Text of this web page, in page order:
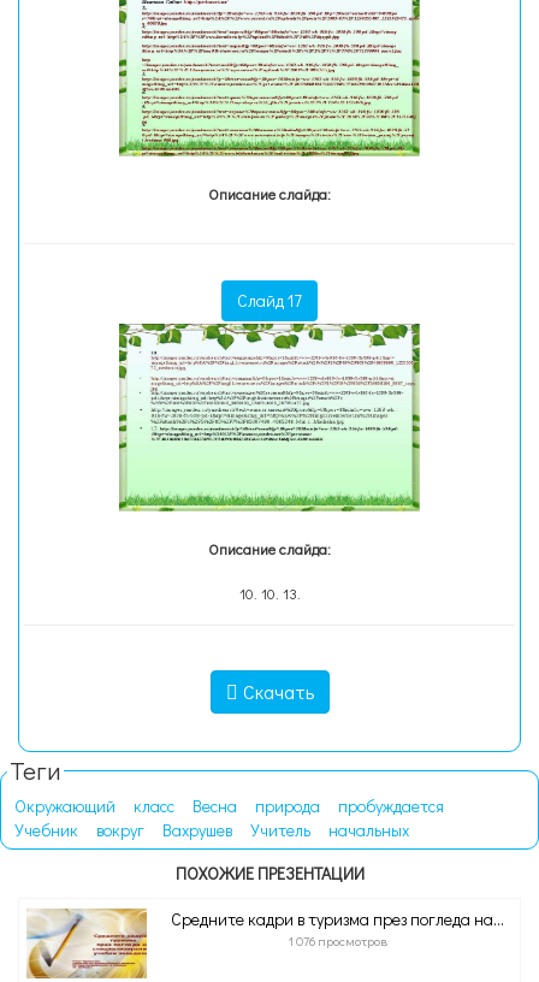
Описание слайда:
Слайд 17
Описание слайда:
10. 10. 13.
Скачать
Теги
Окружающий класс Весна природа
пробуждается
Учебник
вокруг Вахрушев Учитель
начальных
ПОХОЖИЕ ПРЕЗЕНТАЦИИ
Средните кадри в туризма през погледа на...
1 076 просмотров